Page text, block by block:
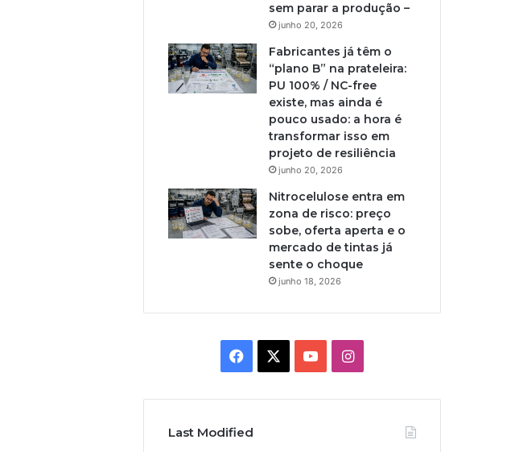
sem parar a produção –
junho 20, 2026
Fabricantes já têm o
“plano B” na prateleira:
PU 100% / NC-free
existe, mas ainda é
pouco usado: a hora é
transformar isso em
projeto de resiliência
junho 20, 2026
Nitrocelulose entra em
zona de risco: preço
sobe, oferta aperta e o
mercado de tintas já
sente o choque
junho 18, 2026
Facebook YouTubeInstagram
Last Modified